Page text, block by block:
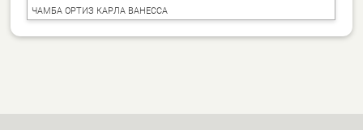
ЧАМБА ОРТИЗ КАРЛА ВАНЕССА